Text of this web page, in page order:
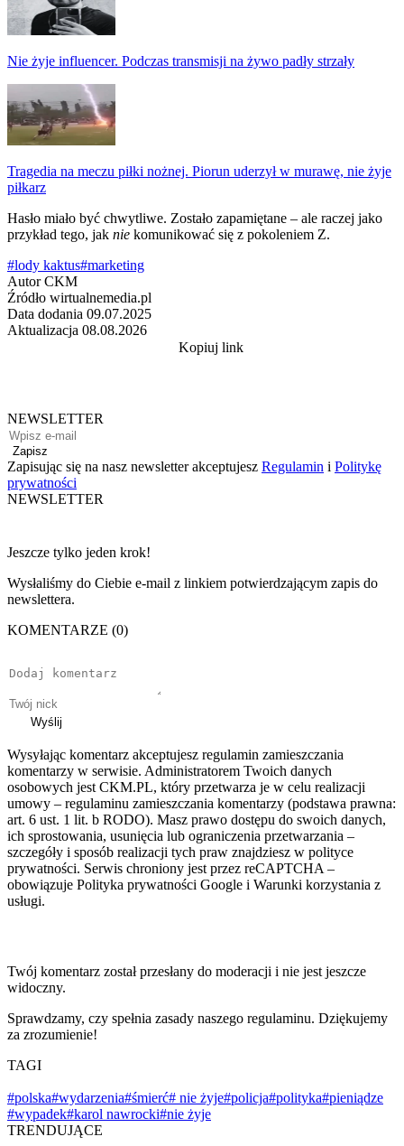
Nie żyje influencer. Podczas transmisji na żywo padły strzały
Tragedia na meczu piłki nożnej. Piorun uderzył w murawę, nie żyje
piłkarz
Hasło miało być chwytliwe. Zostało zapamiętane – ale raczej jako
przykład tego, jak nie komunikować się z pokoleniem Z.
#lody kaktus#marketing
Autor CKM
Źródło wirtualnemedia.pl
Data dodania 09.07.2025
Aktualizacja 08.08.2026
Kopiuj link
NEWSLETTER
Zapisz
Zapisując się na nasz newsletter akceptujesz Regulamin i Politykę
prywatności
NEWSLETTER
Jeszcze tylko jeden krok!
Wysłaliśmy do Ciebie e-mail z linkiem potwierdzającym zapis do
newslettera.
KOMENTARZE (0)
Wyślij
Wysyłając komentarz akceptujesz regulamin zamieszczania
komentarzy w serwisie. Administratorem Twoich danych
osobowych jest CKM.PL, który przetwarza je w celu realizacji
umowy – regulaminu zamieszczania komentarzy (podstawa prawna:
art. 6 ust. 1 lit. b RODO). Masz prawo dostępu do swoich danych,
ich sprostowania, usunięcia lub ograniczenia przetwarzania –
szczegóły i sposób realizacji tych praw znajdziesz w polityce
prywatności. Serwis chroniony jest przez reCAPTCHA –
obowiązuje Polityka prywatności Google i Warunki korzystania z
usługi.
Twój komentarz został przesłany do moderacji i nie jest jeszcze
widoczny.
Sprawdzamy, czy spełnia zasady naszego regulaminu. Dziękujemy
za zrozumienie!
TAGI
#polska#wydarzenia#śmierć# nie żyje#policja#polityka#pieniądze
#wypadek#karol nawrocki#nie żyje
TRENDUJĄCE